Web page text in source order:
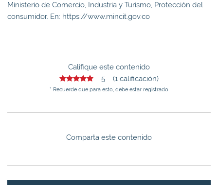
Ministerio de Comercio, Industria y Turismo, Protección del
consumidor. En: https://www.mincit.gov.co
Califique este contenido
5 (1 calificación)
* Recuerde que para esto, debe estar registrado
Comparta este contenido